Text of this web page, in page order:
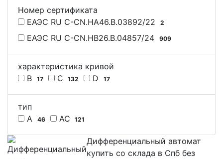
Номер сертификата
ЕАЭС RU С-CN.НА46.В.03892/22
2
ЕАЭС RU С-CN.НВ26.В.04857/24 909
характеристика кривой
B
17 C 132 D 17
тип
A
46 AC 121
Дифференциальный автомат
купить со склада в Спб без